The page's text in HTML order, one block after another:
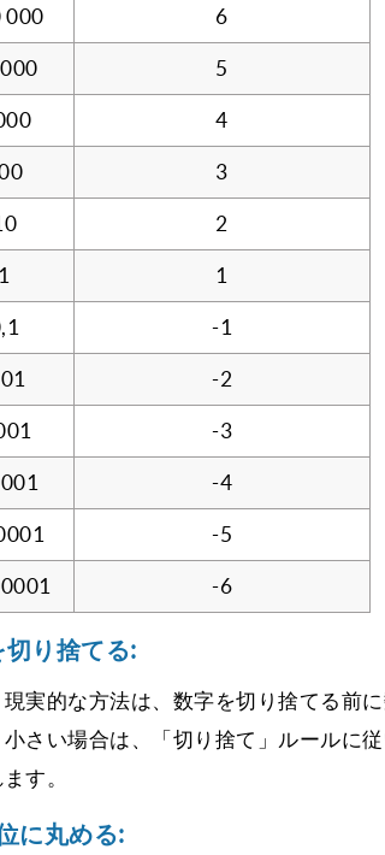
000 6
5
4
3
2
1 1
-1
-2
-3
-4
-5
-6
り捨てる:
実的な方法は、数字を切り捨てる前
さい場合は、「切り捨て」ルールに
す。
に丸める: